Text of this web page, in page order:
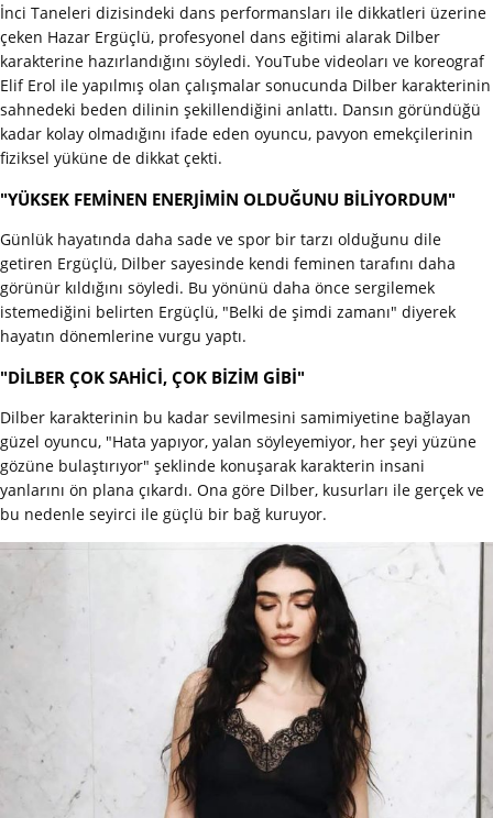
İnci Taneleri dizisindeki dans performansları ile dikkatleri üzerine
çeken Hazar Ergüçlü, profesyonel dans eğitimi alarak Dilber
karakterine hazırlandığını söyledi. YouTube videoları ve koreograf
Elif Erol ile yapılmış olan çalışmalar sonucunda Dilber karakterinin
sahnedeki beden dilinin şekillendiğini anlattı. Dansın göründüğü
kadar kolay olmadığını ifade eden oyuncu, pavyon emekçilerinin
fiziksel yüküne de dikkat çekti.
"YÜKSEK FEMİNEN ENERJİMİN OLDUĞUNU BİLİYORDUM"
Günlük hayatında daha sade ve spor bir tarzı olduğunu dile
getiren Ergüçlü, Dilber sayesinde kendi feminen tarafını daha
görünür kıldığını söyledi. Bu yönünü daha önce sergilemek
istemediğini belirten Ergüçlü, "Belki de şimdi zamanı" diyerek
hayatın dönemlerine vurgu yaptı.
"DİLBER ÇOK SAHİCİ, ÇOK BİZİM GİBİ"
Dilber karakterinin bu kadar sevilmesini samimiyetine bağlayan
güzel oyuncu, "Hata yapıyor, yalan söyleyemiyor, her şeyi yüzüne
gözüne bulaştırıyor" şeklinde konuşarak karakterin insani
yanlarını ön plana çıkardı. Ona göre Dilber, kusurları ile gerçek ve
bu nedenle seyirci ile güçlü bir bağ kuruyor.